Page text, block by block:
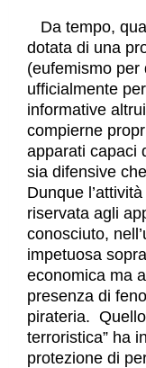
Da tempo,
dotata di una
(eufemismo per
ufficialmente
informative
compierne
apparati capaci
sia difensive
Dunque
riservata agli
conosciuto,
impetuosa
economica ma
presenza di
pirateria.
terroristica” ha
protezione di